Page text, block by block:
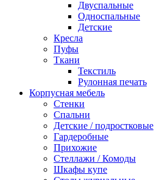
Двуспальные
Односпальные
Детские
Кресла
Пуфы
Ткани
Текстиль
Рулонная печать
Корпусная мебель
Стенки
Спальни
Детские / подростковые
Гардеробные
Прихожие
Стеллажи / Комоды
Шкафы купе